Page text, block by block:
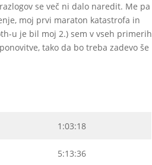
se več ni dalo naredit. Me pa
moj prvi maraton katastrofa in
u je bil moj 2.) sem v vseh primerih
tako da bo treba zadevo še
1:03:18
5:13:36